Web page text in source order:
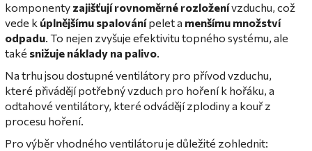
komponenty zajišťují rovnoměrné rozloženívzduchu, což
vede k úplnějšímu spalovánípelet a menšímu množství
odpadu. To nejen zvyšuje efektivitu topného systému, ale
také snižuje náklady na palivo.
Na trhu jsou dostupné ventilátory pro přívod vzduchu,
které přivádějí potřebný vzduch pro hoření k hořáku, a
odtahové ventilátory, které odvádějí zplodiny a kouř z
procesu hoření.
Pro výběr vhodného ventilátoru je důležité zohlednit: